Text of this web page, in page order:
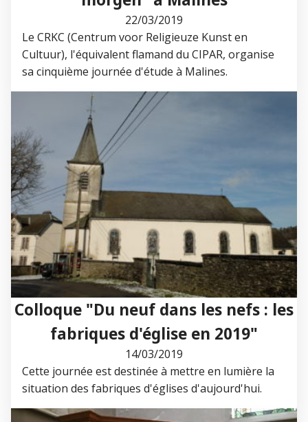
22/03/2019
Le CRKC (Centrum voor Religieuze Kunst en
Cultuur), l'équivalent flamand du CIPAR, organise
sa cinquième journée d'étude à Malines.
Colloque "Du neuf dans les nefs : les
fabriques d'église en 2019"
14/03/2019
Cette journée est destinée à mettre en lumière la
situation des fabriques d'églises d'aujourd'hui.